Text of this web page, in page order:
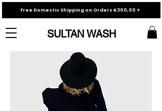
SULTAN WASH
Free Domestic Shipping on Orders €300,00 +